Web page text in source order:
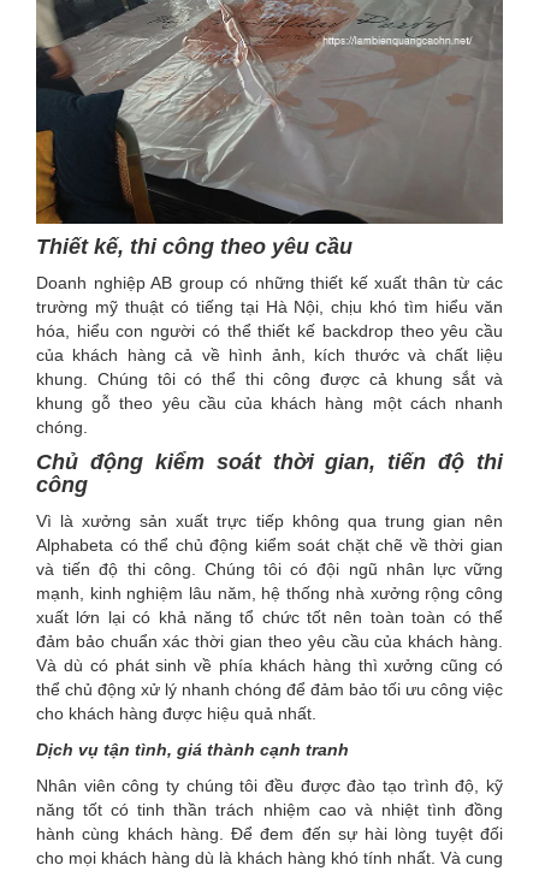
Thiết kế, thi công theo yêu cầu
Doanh nghiệp AB group có những thiết kế xuất thân từ các
trường mỹ thuật có tiếng tại Hà Nội, chịu khó tìm hiểu văn
hóa, hiểu con người có thể thiết kế backdrop theo yêu cầu
của khách hàng cả về hình ảnh, kích thước và chất liệu
khung. Chúng tôi có thể thi công được cả khung sắt và
khung gỗ theo yêu cầu của khách hàng một cách nhanh
chóng.
Chủ động kiểm soát thời gian, tiến độ thi
công
Vì là xưởng sản xuất trực tiếp không qua trung gian nên
Alphabeta có thể chủ động kiểm soát chặt chẽ về thời gian
và tiến độ thi công. Chúng tôi có đội ngũ nhân lực vững
mạnh, kinh nghiệm lâu năm, hệ thống nhà xưởng rộng công
xuất lớn lại có khả năng tổ chức tốt nên toàn toàn có thể
đảm bảo chuẩn xác thời gian theo yêu cầu của khách hàng.
Và dù có phát sinh về phía khách hàng thì xưởng cũng có
thể chủ động xử lý nhanh chóng để đảm bảo tối ưu công việc
cho khách hàng được hiệu quả nhất.
Dịch vụ tận tình, giá thành cạnh tranh
Nhân viên công ty chúng tôi đều được đào tạo trình độ, kỹ
năng tốt có tinh thần trách nhiệm cao và nhiệt tình đồng
hành cùng khách hàng. Để đem đến sự hài lòng tuyệt đối
cho mọi khách hàng dù là khách hàng khó tính nhất. Và cung